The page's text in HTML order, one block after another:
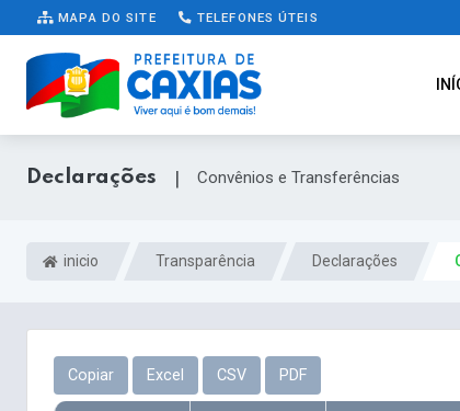
MAPA DO SITE TELEFONES ÚTEIS
Declarações | Convênios e Transferências
inicio Transparência Declarações
Copiar Excel CSV PDF